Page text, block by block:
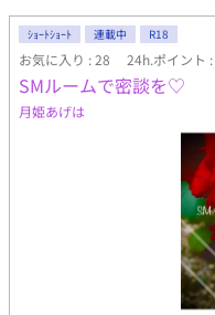
ｼｮｰﾄｼｮｰﾄ 連載中 R18
お気に入り : 28 24h.ポイント :
SMルームで密談を♡
月姫あげは